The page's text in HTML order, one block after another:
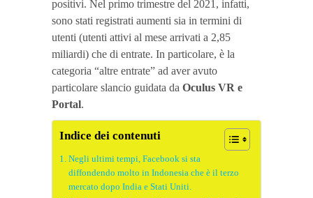
positivi. Nel primo trimestre del 2021, infatti,
sono stati registrati aumenti sia in termini di
utenti (utenti attivi al mese arrivati a 2,85
miliardi) che di entrate. In particolare, è la
categoria “altre entrate” ad aver avuto
particolare slancio guidata da Oculus VR e
Portal.
Indice dei contenuti
Negli ultimi tempi, Facebook si sta
diffondendo molto in Indonesia che è il terzo
mercato dopo India e Stati Uniti.